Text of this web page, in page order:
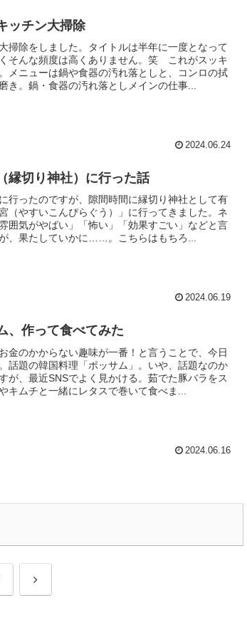
ッチン大掃除
掃除をしました。タイトルは半年に一度となって
そんな頻度は高くありません。笑 これがスッキ
メニューは鍋や食器の汚れ落としと、コンロの拭
き。鍋・食器の汚れ落としメインの仕事...
2024.06.24
縁切り神社）に行った話
行ったのですが、隙間時間に縁切り神社として有
（やすいこんぴらぐう）」に行ってきました。ネ
囲気がやばい」「怖い」「効果すごい」などと言
、果たしていかに……。こちらはもちろ...
2024.06.19
、作って食べてみた
金のかからない趣味が一番！と言うことで、今日
話題の韓国料理「ポッサム」。いや、話題なのか
が、最近SNSでよく見かける。茹でた豚バラをス
キムチと一緒にレタスで巻いて食べま...
2024.06.16
次